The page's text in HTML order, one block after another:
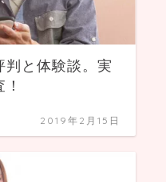
判と体験談。実
2019年2月15日